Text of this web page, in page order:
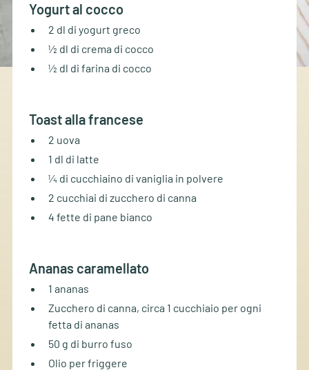
Yogurt al cocco
2 dl di yogurt greco
½ dl di crema di cocco
½ dl di farina di cocco
Toast alla francese
2 uova
1 dl di latte
¼ di cucchiaino di vaniglia in polvere
2 cucchiai di zucchero di canna
4 fette di pane bianco
Ananas caramellato
1 ananas
Zucchero di canna, circa 1 cucchiaio per ogni
fetta di ananas
50 g di burro fuso
Olio per friggere